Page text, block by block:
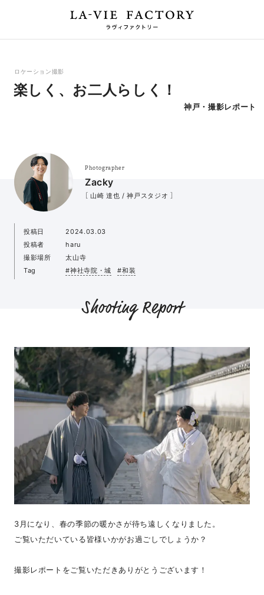
ロケーション撮影
楽しく、お二人らしく！
神戸・撮影レポート
Photographer
Zacky
［ 山崎 達也 / 神戸スタジオ ］
投稿日
2024.03.03
投稿者
haru
撮影場所
太山寺
Tag
#神社寺院・城 #和装
Shooting Report
3月になり、春の季節の暖かさが待ち遠しくなりました。
ご覧いただいている皆様いかがお過ごしでしょうか？
撮影レポートをご覧いただきありがとうございます！